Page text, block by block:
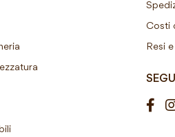
Costi
Resi